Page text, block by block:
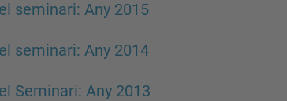
seminari: Any 2015
seminari: Any 2014
Seminari: Any 2013